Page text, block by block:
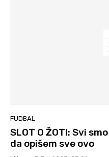
FUDBAL
SLOT O ŽOTI: Svi
da opišem sve ovo